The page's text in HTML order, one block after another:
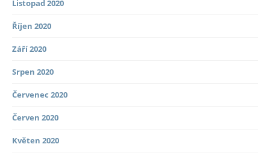
Listopad 2020
Říjen 2020
Září 2020
Srpen 2020
Červenec 2020
Červen 2020
Květen 2020